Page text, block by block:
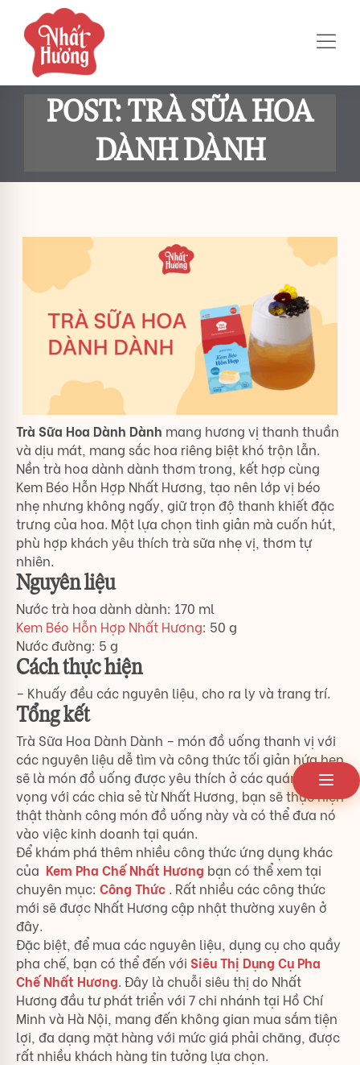
POST: TRÀ SỮA HOA
DÀNH DÀNH
Trà Sữa Hoa Dành Dành mang hương vị thanh thuần
và dịu mát, mang sắc hoa riêng biệt khó trộn lẫn.
Nền trà hoa dành dành thơm trong, kết hợp cùng
Kem Béo Hỗn Hợp Nhất Hương, tạo nên lớp vị béo
nhẹ nhưng không ngấy, giữ trọn độ thanh khiết đặc
trưng của hoa. Một lựa chọn tinh giản mà cuốn hút,
phù hợp khách yêu thích trà sữa nhẹ vị, thơm tự
nhiên.
Nguyên liệu
Nước trà hoa dành dành: 170 ml
Kem Béo Hỗn Hợp Nhất Hương: 50 g
Nước đường: 5 g
Cách thực hiện
– Khuấy đều các nguyên liệu, cho ra ly và trang trí.
Tổng kết
Trà Sữa Hoa Dành Dành – món đồ uống thanh vị với
các nguyên liệu dễ tìm và công thức tối giản hứa hẹn
sẽ là món đồ uống được yêu thích ở các quán. Hi
vọng với các chia sẻ từ Nhất Hương, bạn sẽ thực hiện
thật thành công món đồ uống này và có thể đưa nó
vào việc kinh doanh tại quán.
Để khám phá thêm nhiều công thức ứng dụng khác
của Kem Pha Chế Nhất Hương bạn có thể xem tại
chuyên mục: Công Thức . Rất nhiều các công thức
mới sẽ được Nhất Hương cập nhật thường xuyên ở
đây.
Đặc biệt, để mua các nguyên liệu, dụng cụ cho quầy
pha chế, bạn có thể đến với Siêu Thị Dụng Cụ Pha
Chế Nhất Hương. Đây là chuỗi siêu thị do Nhất
Hương đầu tư phát triển với 7 chi nhánh tại Hồ Chí
Minh và Hà Nội, mang đến không gian mua sắm tiện
lợi, đa dạng mặt hàng với mức giá phải chăng, được
rất nhiều khách hàng tin tưởng lựa chọn.